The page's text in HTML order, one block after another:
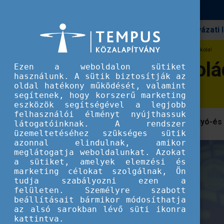
Legyen a Te iskolád is Folyómentő Iskola!
Legyen a Te
Folyómentő Kézikönyvek segítik a folyó-
Ezen a weboldalon sütiket
használunk. A sütik biztosítják az
oldal hatékony működését, valamint
segítenek, hogy korszerű marketing
eszközök segítségével a legjobb
felhasználói élményt nyújthassuk
látogatóinknak. A rendszer
üzemeltetéséhez szükséges sütik
azonnal elindulnak, amikor
meglátogatja weboldalunkat. Azokat
a sütiket, amelyek elemzési és
marketing célokat szolgálnak, Ön
tudja szabályozni ezen a
felületen. Személyre szabott
beállításait bármikor módosíthatja
az alsó sarokban lévő süti ikonra
kattintva.